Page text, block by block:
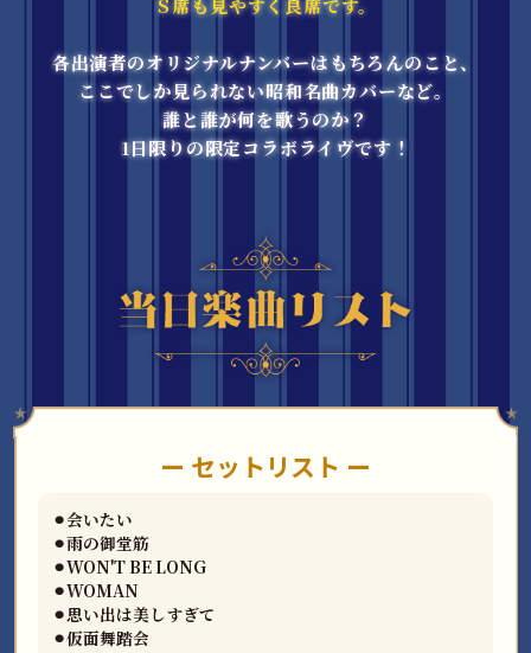
Ｓ席も見やすく良席です。
各出演者のオリジナルナンバーはもちろんのこと、
ここでしか見られない昭和名曲カバーなど。
誰と誰が何を歌うのか？
1日限りの限定コラボライヴです！
ー セットリスト ー
⚫︎会いたい
⚫︎雨の御堂筋
⚫︎WON'T BE LONG
⚫︎WOMAN
⚫︎思い出は美しすぎて
⚫︎仮面舞踏会